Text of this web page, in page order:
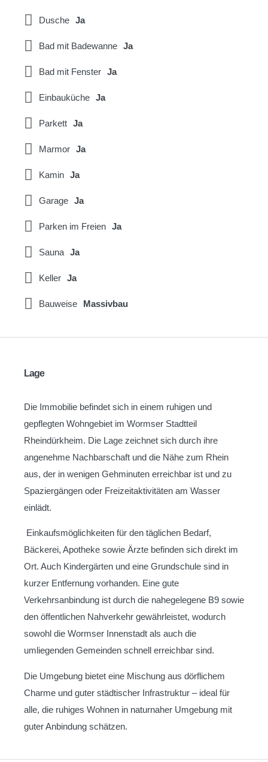
Dusche Ja
Bad mit Badewanne Ja
Bad mit Fenster Ja
Einbauküche Ja
Parkett Ja
Marmor Ja
Kamin Ja
Garage Ja
Parken im Freien Ja
Sauna Ja
Keller Ja
Bauweise Massivbau
Lage
Die Immobilie befindet sich in einem ruhigen und
gepflegten Wohngebiet im Wormser Stadtteil
Rheindürkheim. Die Lage zeichnet sich durch ihre
angenehme Nachbarschaft und die Nähe zum Rhein
aus, der in wenigen Gehminuten erreichbar ist und zu
Spaziergängen oder Freizeitaktivitäten am Wasser
einlädt.
Einkaufsmöglichkeiten für den täglichen Bedarf,
Bäckerei, Apotheke sowie Ärzte befinden sich direkt im
Ort. Auch Kindergärten und eine Grundschule sind in
kurzer Entfernung vorhanden. Eine gute
Verkehrsanbindung ist durch die nahegelegene B9 sowie
den öffentlichen Nahverkehr gewährleistet, wodurch
sowohl die Wormser Innenstadt als auch die
umliegenden Gemeinden schnell erreichbar sind.
Die Umgebung bietet eine Mischung aus dörflichem
Charme und guter städtischer Infrastruktur – ideal für
alle, die ruhiges Wohnen in naturnaher Umgebung mit
guter Anbindung schätzen.